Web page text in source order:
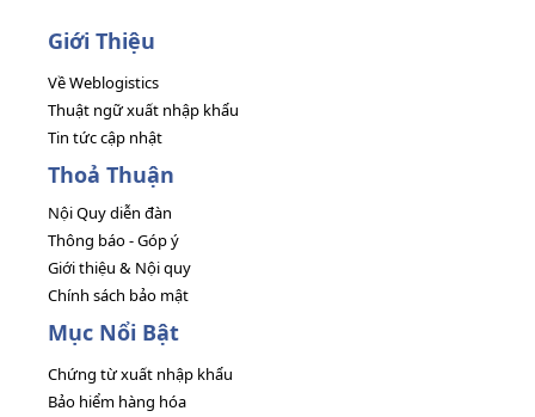
Giới Thiệu
Về Weblogistics
Thuật ngữ xuất nhập khẩu
Tin tức cập nhật
Thoả Thuận
Nội Quy diễn đàn
Thông báo - Góp ý
Giới thiệu & Nội quy
Chính sách bảo mật
Mục Nổi Bật
Chứng từ xuất nhập khẩu
Bảo hiểm hàng hóa